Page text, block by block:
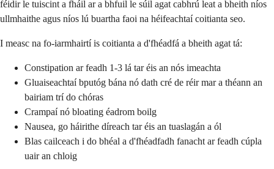
féidir le tuiscint a fháil ar a bhfuil le súil agat cabhrú leat a bheith níos
ullmhaithe agus níos lú buartha faoi na héifeachtaí coitianta seo.
I measc na fo-iarmhairtí is coitianta a d'fhéadfá a bheith agat tá:
Constipation ar feadh 1-3 lá tar éis an nós imeachta
Gluaiseachtaí bputóg bána nó dath cré de réir mar a théann an
bairiam trí do chóras
Crampaí nó bloating éadrom boilg
Nausea, go háirithe díreach tar éis an tuaslagán a ól
Blas cailceach i do bhéal a d'fhéadfadh fanacht ar feadh cúpla
uair an chloig